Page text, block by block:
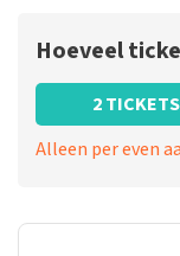
Hoeveel
2 TICKETS
Alleen per even